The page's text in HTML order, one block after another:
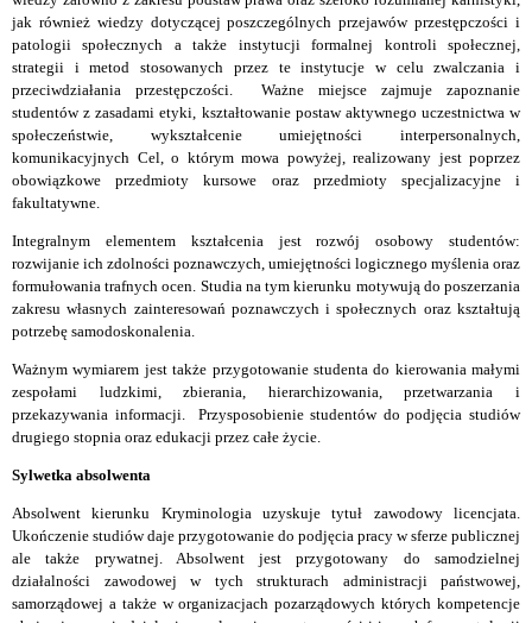
jak również wiedzy dotyczącej poszczególnych przejawów przestępczości i
patologii społecznych a także instytucji formalnej kontroli społecznej,
strategii i metod stosowanych przez te instytucje w celu zwalczania i
przeciwdziałania przestępczości. Ważne miejsce zajmuje zapoznanie
studentów z zasadami etyki, kształtowanie postaw aktywnego uczestnictwa w
społeczeństwie, wykształcenie umiejętności interpersonalnych,
komunikacyjnych Cel, o którym mowa powyżej, realizowany jest poprzez
obowiązkowe przedmioty kursowe oraz przedmioty specjalizacyjne i
fakultatywne.
Integralnym elementem kształcenia jest rozwój osobowy studentów:
rozwijanie ich zdolności poznawczych, umiejętności logicznego myślenia oraz
formułowania trafnych ocen. Studia na tym kierunku motywują do poszerzania
zakresu własnych zainteresowań poznawczych i społecznych oraz kształtują
potrzebę samodoskonalenia.
Ważnym wymiarem jest także przygotowanie studenta do kierowania małymi
zespołami ludzkimi, zbierania, hierarchizowania, przetwarzania i
przekazywania informacji. Przysposobienie studentów do podjęcia studiów
drugiego stopnia oraz edukacji przez całe życie.
Sylwetka absolwenta
Absolwent kierunku Kryminologia uzyskuje tytuł zawodowy licencjata.
Ukończenie studiów daje przygotowanie do podjęcia pracy w sferze publicznej
ale także prywatnej. Absolwent jest przygotowany do samodzielnej
działalności zawodowej w tych strukturach administracji państwowej,
samorządowej a także w organizacjach pozarządowych których kompetencje